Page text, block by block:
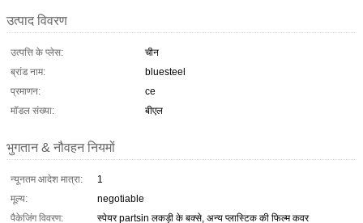
उत्पाद विवरण
उत्पत्ति के प्लेस:
चीन
ब्रांड नाम:
bluesteel
प्रमाणन:
ce
मॉडल संख्या:
बीएल
भुगतान & नौवहन नियमों
न्यूनतम आदेश मात्रा:
1
मूल्य:
negotiable
पैकेजिंग विवरण:
स्पेयर partsin लकड़ी के बक्से, अन्य प्लास्टिक की फिल्म कवर